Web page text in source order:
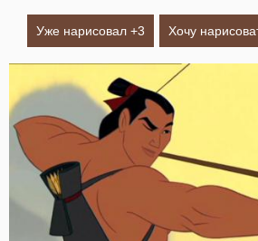
Уже нарисовал +3 Хочу